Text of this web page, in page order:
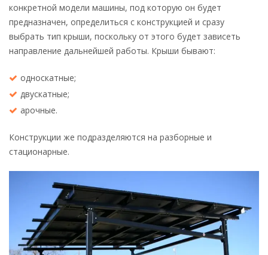
конкретной модели машины, под которую он будет
предназначен, определиться с конструкцией и сразу
выбрать тип крыши, поскольку от этого будет зависеть
направление дальнейшей работы. Крыши бывают:
односкатные;
двускатные;
арочные.
Конструкции же подразделяются на разборные и
стационарные.